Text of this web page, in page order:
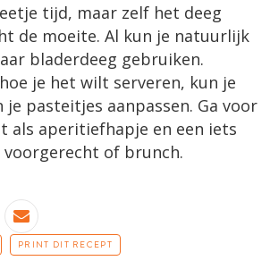
tijd, maar zelf het deeg
de moeite. Al kun je natuurlijk
bladerdeeg gebruiken.
je het wilt serveren, kun je
pasteitjes aanpassen. Ga voor
als aperitiefhapje en een iets
of brunch.
PRINT DIT RECEPT